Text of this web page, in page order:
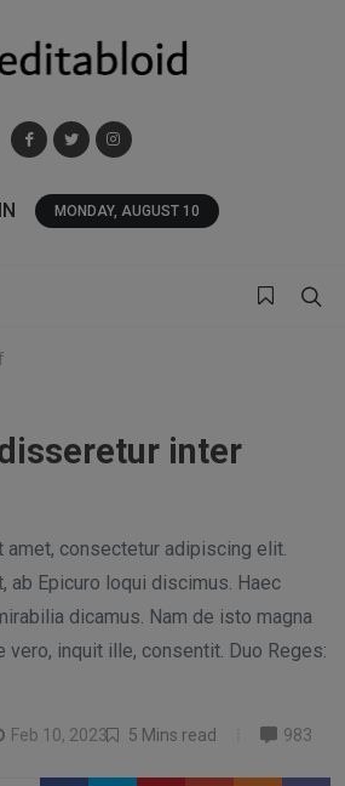
MONDAY, AUGUST 10
inter
consectetur adipiscing elit.
ab Epicuro loqui discimus. Haec
dicamus. Nam de isto magna
inquit ille, consentit. Duo Reges:
Feb 10, 2023 5 Mins read 983